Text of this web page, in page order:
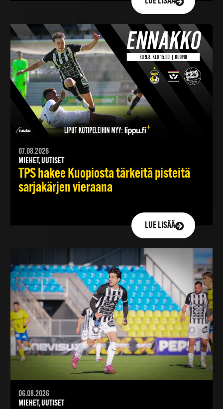
07.08.2026
MIEHET, UUTISET
TPS hakee Kuopiosta tärkeitä pisteitä
sarjakärjen vieraana
LUE LISÄÄ
06.08.2026
MIEHET, UUTISET